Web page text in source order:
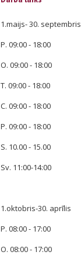
1.maijs- 30. septembris
P. 09:00 - 18:00
O. 09:00 - 18:00
T. 09:00 - 18:00
C. 09:00 - 18:00
P. 09:00 - 18:00
S. 10.00 - 15.00
Sv. 11:00-14:00
1.oktobris-30. aprīlis
P. 08:00 - 17:00
O. 08:00 - 17:00